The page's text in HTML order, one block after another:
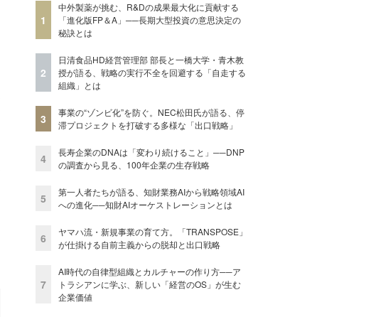
1
中外製薬が挑む、R&Dの成果最大化に貢献する
「進化版FP＆A」──長期大型投資の意思決定の
秘訣とは
2
日清食品HD経営管理部 部長と一橋大学・青木教
授が語る、戦略の実行不全を回避する「自走する
組織」とは
3
事業の“ゾンビ化”を防ぐ。NEC松田氏が語る、停
滞プロジェクトを打破する多様な「出口戦略」
4
長寿企業のDNAは「変わり続けること」──DNP
の調査から見る、100年企業の生存戦略
5
第一人者たちが語る、知財業務AIから戦略領域AI
への進化──知財AIオーケストレーションとは
6
ヤマハ流・新規事業の育て方。「TRANSPOSE」
が仕掛ける自前主義からの脱却と出口戦略
7
AI時代の自律型組織とカルチャーの作り方──ア
トラシアンに学ぶ、新しい「経営のOS」が生む
企業価値